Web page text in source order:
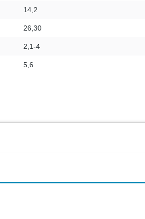
14,2
26,30
2,1-4
5,6